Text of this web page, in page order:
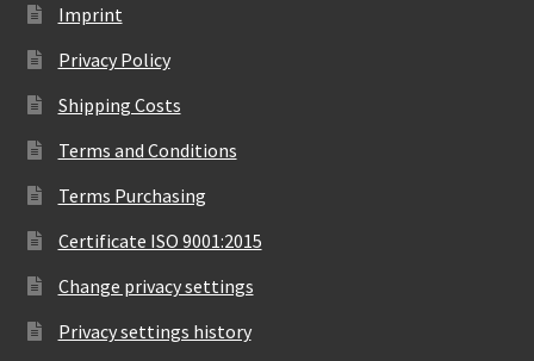
Imprint
Privacy Policy
Shipping Costs
Terms and Conditions
Terms Purchasing
Certificate ISO 9001:2015
Change privacy settings
Privacy settings history